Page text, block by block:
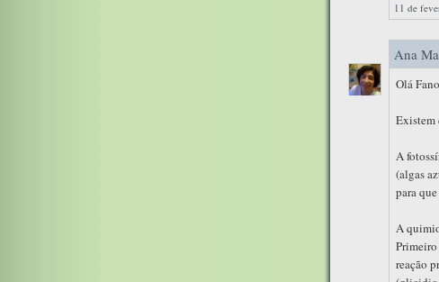
11 de
Ana
Olá Fano
Existem
A
(algas
para
A
reação